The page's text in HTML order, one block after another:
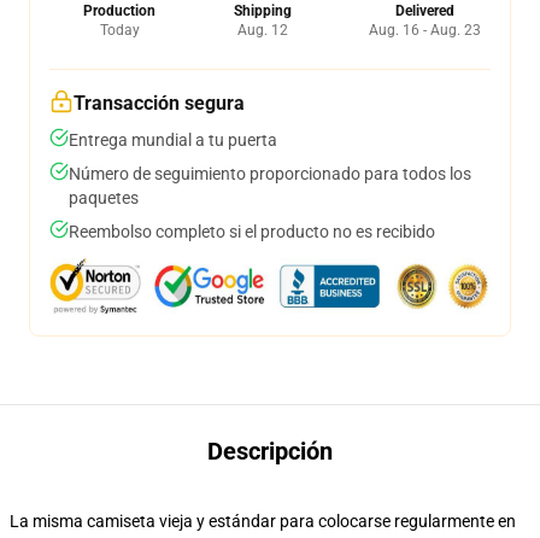
Production
Today
Shipping
Aug. 12
Delivered
Aug. 16 - Aug. 23
Transacción segura
Entrega mundial a tu puerta
Número de seguimiento proporcionado para todos los
paquetes
Reembolso completo si el producto no es recibido
Descripción
La misma camiseta vieja y estándar para colocarse regularmente en